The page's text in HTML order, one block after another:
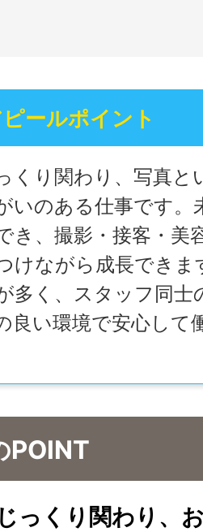
ールポイント
くり関わり、写真と
いのある仕事です。
き、撮影・接客・美
けながら成長でき
多く、スタッフ同士
良い環境で安心して
POINT
っくり関わり、